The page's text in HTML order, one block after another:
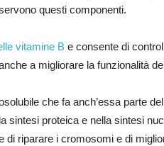
questi componenti.
vitamine B e consente di
a migliorare la funzionalità
che fa anch’essa parte
sintesi proteica e nella sintesi
di riparare i cromosomi e di